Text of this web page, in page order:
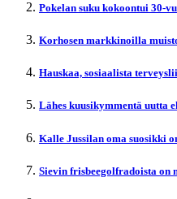
Pokelan suku kokoontui 30-
Korhosen markkinoilla
Hauskaa, sosiaalista
Lähes kuusikymmentä uutta
Kalle Jussilan oma suosikki
Sievin frisbeegolfradoista on